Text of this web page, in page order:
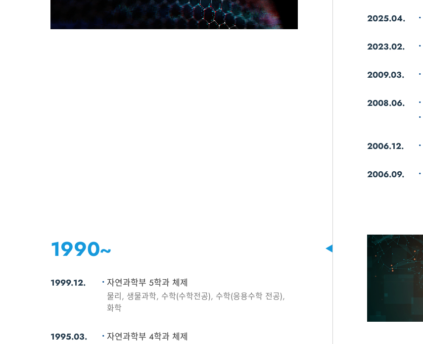
2025.04.
2023.02.
2009.03.
2008.06.
2006.12.
2006.09.
1990~
1999.12. 자연과학부 5학과 체제
물리, 생물과학, 수학(수학전공), 수학(응용수학 전공),
화학
1995.03. 자연과학부 4학과 체제